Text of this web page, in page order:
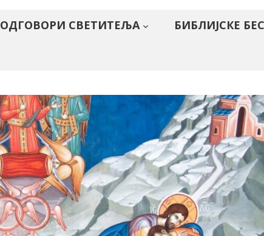
ОДГОВОРИ СВЕТИТЕЉА БИБЛИЈСКЕ